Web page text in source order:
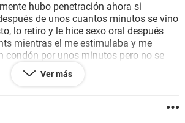
hubo penetración ahora si
de unos cuantos minutos se vino
lo retiro y le hice sexo oral después
mientras el me estimulaba y me
condón por unos minutos pero no se
hecho anteriormente. mi pregunta
riesgo de embarazo,ademas hasta el día
quedado algún residuo de esperma
y que la orinar se limpiaba la uretra
Ver más